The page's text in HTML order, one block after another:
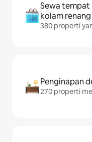
Sewa tempat
kolam renang
380 properti
Penginapan
270 properti